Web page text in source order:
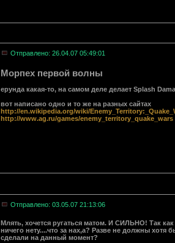
Отправлено: 26.04.07 05:49:01
Морпех первой волны
ерунда какая-то, на самом деле делает Splash
вот написано одно и то же на разных сайтах
http://en.wikipedia.org/wiki/
http://www.ag.ru/games/enemy_territory_quake_wars
Отправлено: 03.05.07 21:13:06
Млять, хочется ругаться матом. И СИЛЬНО! Так
ничего нету....что за нах,а? Разве не должны хотя
сделали на данный момент?